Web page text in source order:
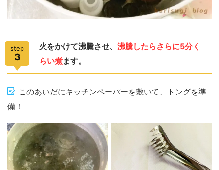
step
3
火をかけて沸騰させ、 沸騰したらさらに5分く
らい煮ます。
このあいだにキッチンペーパーを敷いて、トングを準
備！